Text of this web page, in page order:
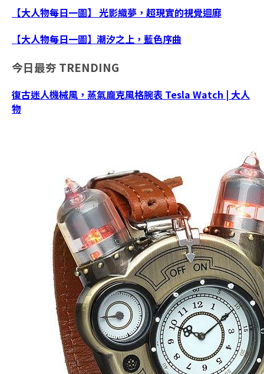
【大人物每日一圖】 光影織夢，超現實的視覺迴廊
【大人物每日一圖】潮汐之上，藍色序曲
今日最夯 TRENDING
復古迷人機械風，蒸氣龐克風格腕表 Tesla Watch | 大人
物